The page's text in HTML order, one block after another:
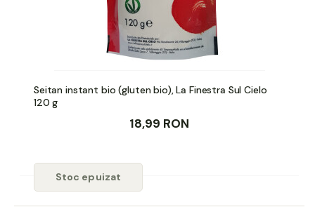
Seitan instant bio (gluten bio), La Finestra Sul Cielo
120 g
18,99 RON
Stoc epuizat